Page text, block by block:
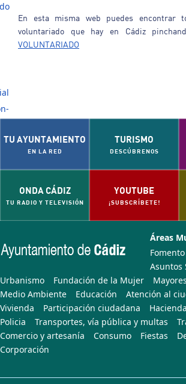
En esta misma web puedes encontrar
voluntariado que hay en Cádiz
VOLUNTARIADO
TU AYUNTAMIENTO
EN LA RED
TURISMO
DESCÚBRENOS
ONDA CÁDIZ
TU RADIO Y TELEVISIÓN
YOUTUBE
¡SUBSCRÍBETE!
Áreas
Asuntos
Urbanismo
Fundación de la Mujer Mayores
Medio Ambiente
Educación Atención al
Vivienda
Participación ciudadana Hacienda
Policia
Transportes, vía pública y multas
Comercio y artesanía
Consumo Fiestas
Corporación